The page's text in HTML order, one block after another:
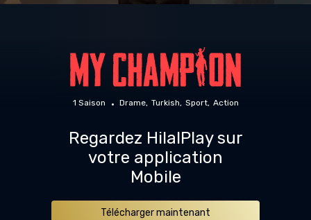
1 Saison Drame Turkish Sport Action
Regardez HilalPlay sur
votre application
Mobile
Télécharger maintenant